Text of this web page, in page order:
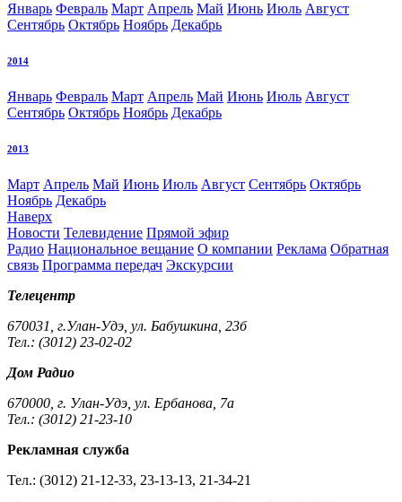
Январь Февраль Март Апрель Май Июнь Июль Август
Сентябрь Октябрь Ноябрь Декабрь
2014
Январь Февраль Март Апрель Май Июнь Июль Август
Сентябрь Октябрь Ноябрь Декабрь
2013
Март Апрель Май Июнь Июль Август Сентябрь Октябрь
Ноябрь Декабрь
Наверх
Новости Телевидение Прямой эфир
Радио Национальное вещание О компании Реклама Обратная
связь Программа передач Экскурсии
Телецентр
670031, г.Улан-Удэ, ул. Бабушкина, 23б
Тел.: (3012) 23-02-02
Дом Радио
670000, г. Улан-Удэ, ул. Ербанова, 7а
Тел.: (3012) 21-23-10
Рекламная служба
Тел.: (3012) 21-12-33, 23-13-13, 21-34-21